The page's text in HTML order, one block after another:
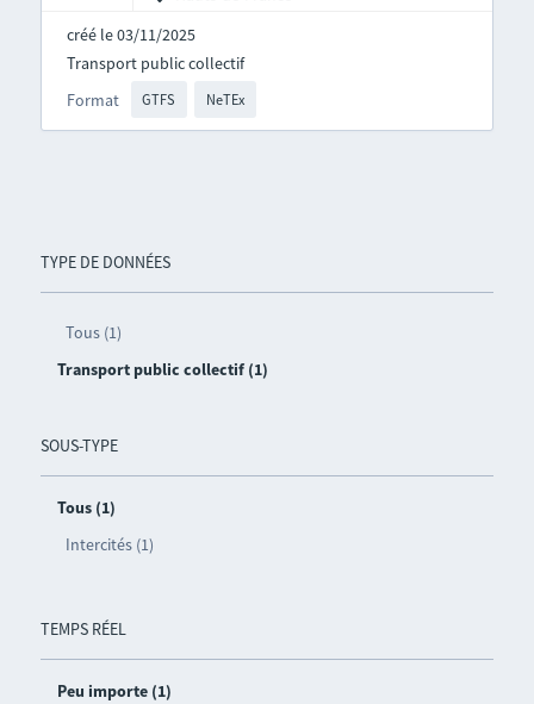
TYPE DE DONNÉES
Tous (1)
Transport public collectif (1)
SOUS-TYPE
Tous (1)
Intercités (1)
TEMPS RÉEL
Peu importe (1)
créé le 03/11/2025
Format GTFS NeTEx
Transport public collectif